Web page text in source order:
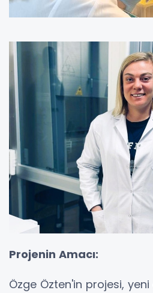
Projenin Amacı:
Özge Özten'in projesi,